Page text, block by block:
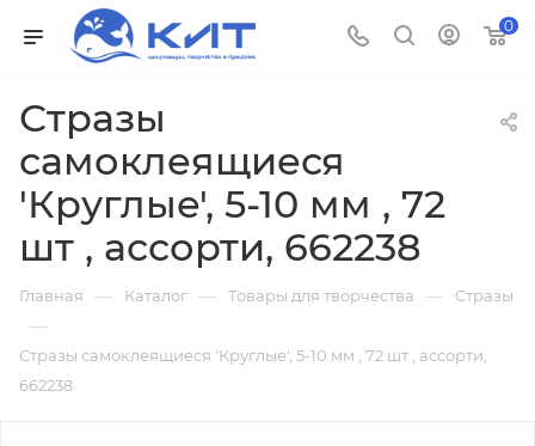
0
Стразы
самоклеящиеся
'Круглые', 5-10 мм , 72
шт , ассорти, 662238
Главная — Каталог — Товары для творчества — Стразы
—
Стразы самоклеящиеся 'Круглые', 5-10 мм , 72 шт , ассорти,
662238